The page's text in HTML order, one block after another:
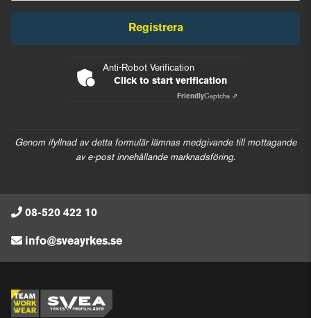
Registrera
Anti-Robot Verification
Click to start verification
FriendlyCaptcha ⇗
Genom ifyllnad av detta formulär lämnas medgivande till mottagande
av e-post innehållande marknadsföring.
08-520 422 10
info@sveayrkes.se